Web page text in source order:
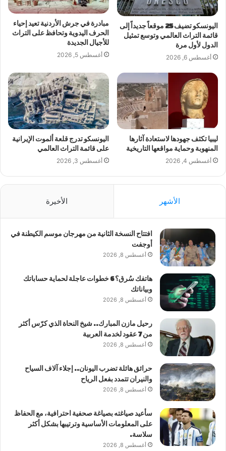
اليونسكو تضيف 25 موقعاً جديداً إلى
قائمة التراث العالمي وتوسع تمثيل
الدول لأول مرة
أغسطس 6, 2026
مبادرة في جرش الأردنية تعيد إحياء
الحرف اليدوية وتحافظ على التراث
للأجيال الجديدة
أغسطس 5, 2026
ليبيا تكثف جهودها لاستعادة آثارها
المنهوبة وحماية مواقعها التاريخية
أغسطس 4, 2026
اليونسكو تدرج قلعة ألموت الإيرانية
على قائمة التراث العالمي
أغسطس 3, 2026
الأشهر الأخيرة
افتتاح النسخة الثانية من مهرجان موسم الكيطنة في
أوجفت
أغسطس 8, 2026
هاتفك سُرق؟ 6 خطوات عاجلة لحماية حساباتك
وبياناتك
أغسطس 8, 2026
رحيل مازن المبارك.. شيخ النحاة الذي كرّس أكثر
من 7 عقود لخدمة العربية
أغسطس 8, 2026
حرائق هائلة تضرب اليونان.. إجلاء آلاف السياح
والنيران تتمدد بفعل الرياح
أغسطس 8, 2026
سأعيد صياغته بصياغة صحفية احترافية، مع الحفاظ
على المعلومات الأساسية وترتيبها بشكل أكثر
سلاسة.
أغسطس 8, 2026